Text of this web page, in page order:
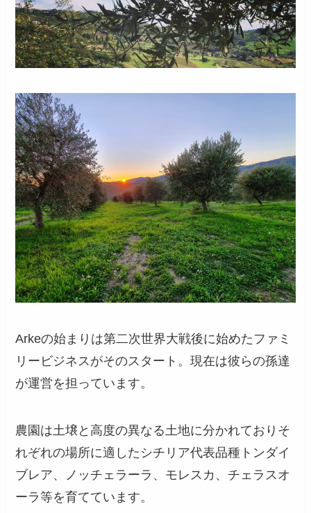
Arkeの始まりは第二次世界大戦後に始めたファミ
リービジネスがそのスタート。現在は彼らの孫達
が運営を担っています。
農園は土壌と高度の異なる土地に分かれておりそ
れぞれの場所に適したシチリア代表品種トンダイ
ブレア、ノッチェラーラ、モレスカ、チェラスオ
ーラ等を育てています。